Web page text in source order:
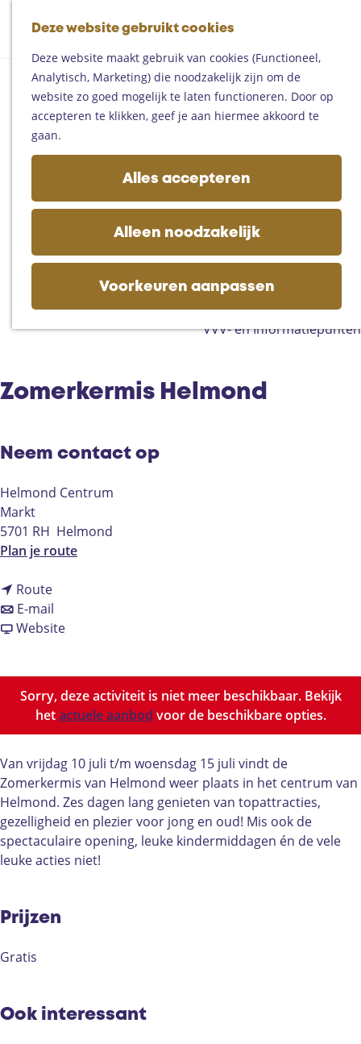
Deze website gebruikt cookies
Deze website maakt gebruik van cookies (Functioneel,
Analytisch, Marketing) die noodzakelijk zijn om de
website zo goed mogelijk te laten functioneren. Door op
accepteren te klikken, geef je aan hiermee akkoord te
gaan.
Alles accepteren
Alleen noodzakelijk
Voorkeuren aanpassen
a
n
a
a
r
e
h
m
e
a
g
e
M
e
n
u
K
a
a
r
t
Z
o
e
k
e
Mountainbiken
Toproutes
De regio
Someren
Asten
Deurne
Laarbeek
Plan je bezoek
Bijzonder overnachten
Zakelijk bezoek
VVV- en Informatiepunten
Zomerkermis Helmond
Neem contact op
Helmond Centrum
Markt
5701 RH Helmond
Plan je routen
r
k
r
m
i
s
H
e
Routen
a
a
m
e
k
e
r
m
i
s
l
E-mail
a
o
m
r
k
e
r
m
i
e
d
Websitev
o
m
r
k
e
r
m
i
d
Sorry, deze activiteit is niet meer beschikbaar. Bekijk
hetactuele aanbod voor de beschikbare opties.
Van vrijdag 10 juli t/m woensdag 15 juli vindt de
Zomerkermis van Helmond weer plaats in het centrum van
Helmond. Zes dagen lang genieten van topattracties,
gezelligheid en plezier voor jong en oud! Mis ook de
spectaculaire opening, leuke kindermiddagen én de vele
leuke acties niet!
Prijzen
Gratis
Ook interessant